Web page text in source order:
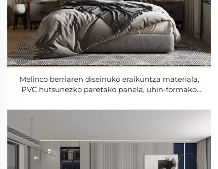
Melinco berriaren diseinuko eraikuntza materiala,
PVC hutsunezko paretako panela, uhin-formako